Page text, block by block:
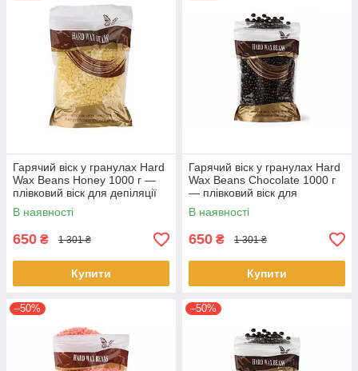
Гарячий віск у гранулах Hard
Wax Beans Honey 1000 г —
плівковий віск для депіляції
без смужок, професійний віск
для видалення
В наявності
650 ₴ 1 301 ₴
Купити
Гарячий віск у гранулах Hard
Wax Beans Chocolate 1000 г
— плівковий віск для
депіляції без смужок,
професійний віск
В наявності
650 ₴ 1 301 ₴
Купити
–50% –50%